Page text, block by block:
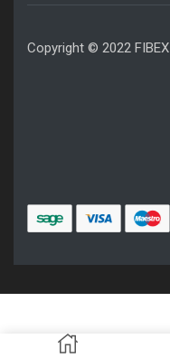
Copyright © 2022 FIBEX